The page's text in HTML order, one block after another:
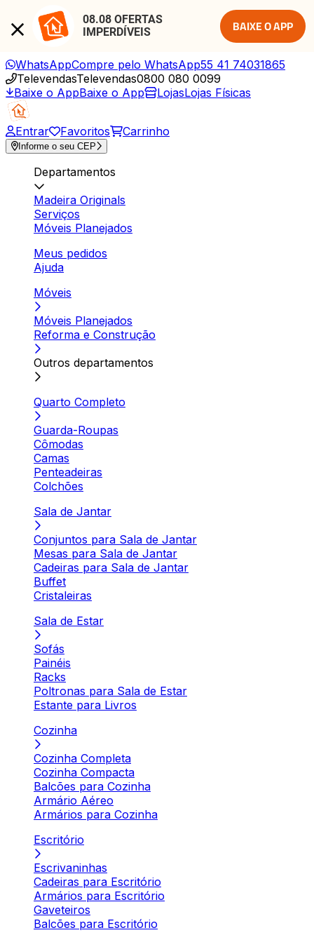
08.08 OFERTAS
IMPERDÍVEIS
BAIXE O APP
WhatsAppCompre pelo WhatsApp55 41 74031865
TelevendasTelevendas0800 080 0099
Baixe o AppBaixe o App LojasLojas Físicas
Entrar Favoritos Carrinho
Informe o seu CEP
Departamentos
Madeira Originals
Serviços
Móveis Planejados
Meus pedidos
Ajuda
Móveis
Móveis Planejados
Reforma e Construção
Outros departamentos
Quarto Completo
Guarda-Roupas
Cômodas
Camas
Penteadeiras
Colchões
Sala de Jantar
Conjuntos para Sala de Jantar
Mesas para Sala de Jantar
Cadeiras para Sala de Jantar
Buffet
Cristaleiras
Sala de Estar
Sofás
Painéis
Racks
Poltronas para Sala de Estar
Estante para Livros
Cozinha
Cozinha Completa
Cozinha Compacta
Balcões para Cozinha
Armário Aéreo
Armários para Cozinha
Escritório
Escrivaninhas
Cadeiras para Escritório
Armários para Escritório
Gaveteiros
Balcões para Escritório